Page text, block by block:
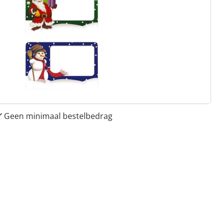
voor
& Comfort”
Gratis retour
Geen minimaal bestelbedrag